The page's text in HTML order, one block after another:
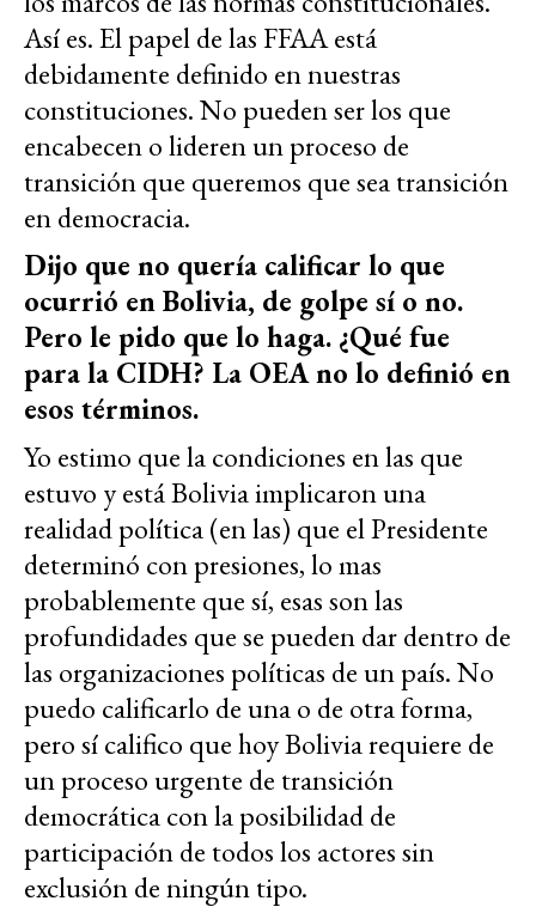
Así es. El papel de las FFAA está
debidamente definido en nuestras
constituciones. No pueden ser los que
encabecen o lideren un proceso de
transición que queremos que sea transición
en democracia.
Dijo que no quería calificar lo que
ocurrió en Bolivia, de golpe sí o no.
Pero le pido que lo haga. ¿Qué fue
para la CIDH? La OEA no lo definió en
esos términos.
Yo estimo que la condiciones en las que
estuvo y está Bolivia implicaron una
realidad política (en las) que el Presidente
determinó con presiones, lo mas
probablemente que sí, esas son las
profundidades que se pueden dar dentro de
las organizaciones políticas de un país. No
puedo calificarlo de una o de otra forma,
pero sí califico que hoy Bolivia requiere de
un proceso urgente de transición
democrática con la posibilidad de
participación de todos los actores sin
exclusión de ningún tipo.